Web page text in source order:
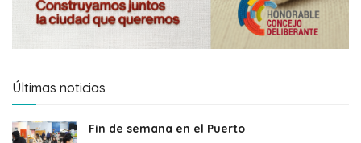
Últimas noticias
Fin de semana en el Puerto